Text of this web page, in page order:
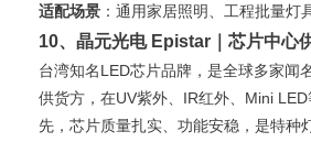
适配场景 ：通用家居照明、工程批量灯
10、晶元光电 Epistar｜芯片中心
台湾知名LED芯片品牌，是全球多家闻
供货方，在UV紫外、IR红外、Mini
先，芯片质量扎实、功能安稳，是特种